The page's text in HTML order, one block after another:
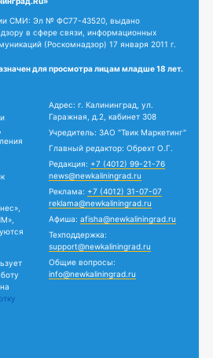
СМИ: Эл № ФС77-43520, выдано
в сфере связи, информационных
(Роскомнадзор) 17 января 2011 г.
для просмотра лицам младше 18 лет.
Адрес: г. Калининград, ул.
Гаражная, д.2, кабинет 308
Учредитель: ЗАО "Твик Маркетинг"
Главный редактор: Обрехт О.Г.
Редакция: +7 (4012) 99-21-76
news@newkaliningrad.ru
Реклама: +7 (4012) 31-07-07
reklama@newkaliningrad.ru
Афиша: afisha@newkaliningrad.ru
Техподдержка:
support@newkaliningrad.ru
Общие вопросы:
info@newkaliningrad.ru